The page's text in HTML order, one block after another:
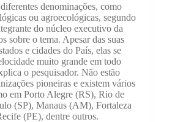
denominações, como
ou agroecológicas, segundo
do núcleo executivo da
sobre o tema. Apesar das suas
e cidades do País, elas se
muito grande em todo
o pesquisador. Não estão
pioneiras e existem vários
em Porto Alegre (RS), Rio de
(SP), Manaus (AM), Fortaleza
(PE), dentre outros.